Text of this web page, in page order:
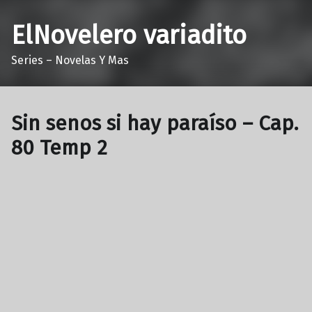
ElNovelero variadito
Series – Novelas Y Mas
Sin senos si hay paraíso – Cap.
80 Temp 2